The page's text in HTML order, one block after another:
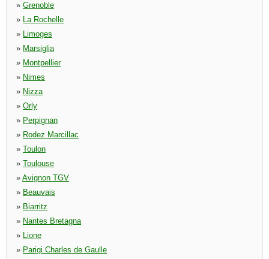
» Grenoble
» La Rochelle
» Limoges
» Marsiglia
» Montpellier
» Nimes
» Nizza
» Orly
» Perpignan
» Rodez Marcillac
» Toulon
» Toulouse
» Avignon TGV
» Beauvais
» Biarritz
» Nantes Bretagna
» Lione
» Parigi Charles de Gaulle